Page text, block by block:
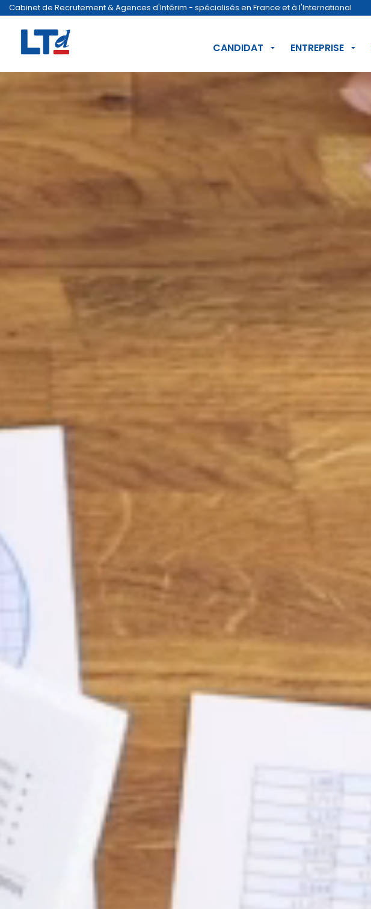
Cabinet de Recrutement & Agences d'Intérim - spécialisés en France et à l'International
CANDIDAT ENTREPRISE